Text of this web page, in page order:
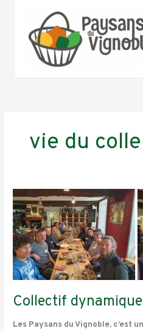
contenu
vie du
Collectif
Les Paysans du Vignoble, c’est
Collectif
dynamique !